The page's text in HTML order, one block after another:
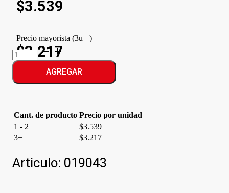
$3.539
Precio mayorista (3u +)
$3.217
LUCCHETTI
BROCOLI
cantidad
AGREGAR
Cant. de producto Precio por unidad
1 - 2
$3.539
3+
$3.217
Articulo: 019043